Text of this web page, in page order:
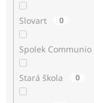
Slovart 0
Spolek Communio
Stará škola 0